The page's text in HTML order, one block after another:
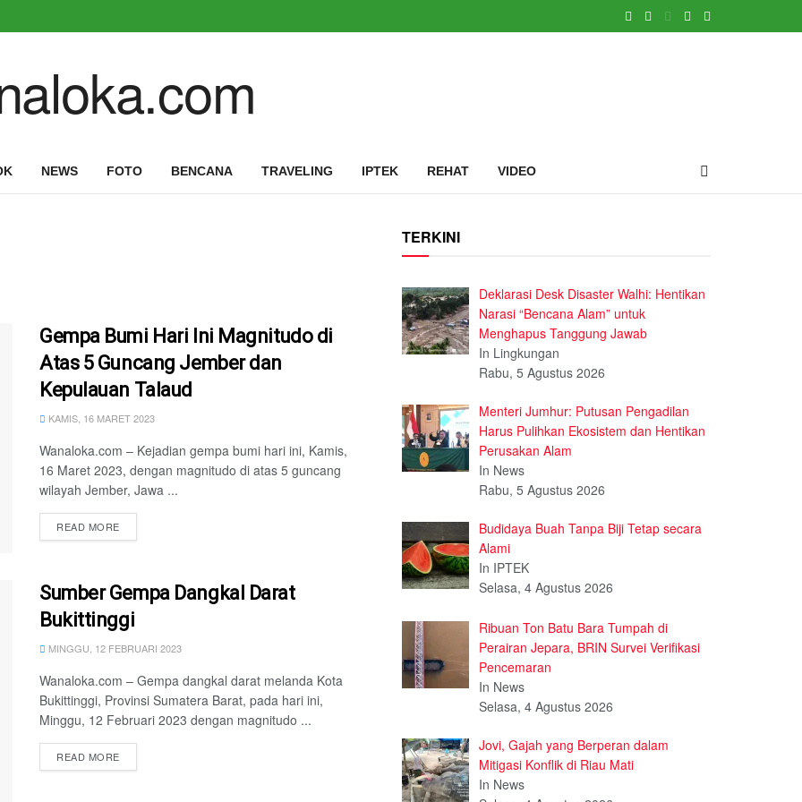
NEWS FOTO BENCANA TRAVELING IPTEK REHAT VIDEO
Gempa Bumi Hari Ini Magnitudo di
Atas 5 Guncang Jember dan
Kepulauan Talaud
KAMIS, 16 MARET 2023
Wanaloka.com – Kejadian gempa bumi hari ini, Kamis,
16 Maret 2023, dengan magnitudo di atas 5 guncang
wilayah Jember, Jawa ...
READ MORE
Sumber Gempa Dangkal Darat
Bukittinggi
MINGGU, 12 FEBRUARI 2023
Wanaloka.com – Gempa dangkal darat melanda Kota
Bukittinggi, Provinsi Sumatera Barat, pada hari ini,
Minggu, 12 Februari 2023 dengan magnitudo ...
READ MORE
TERKINI
Deklarasi Desk Disaster Walhi: Hentikan
Narasi “Bencana Alam” untuk
Menghapus Tanggung Jawab
In Lingkungan
Rabu, 5 Agustus 2026
Menteri Jumhur: Putusan Pengadilan
Harus Pulihkan Ekosistem dan Hentikan
Perusakan Alam
In News
Rabu, 5 Agustus 2026
Budidaya Buah Tanpa Biji Tetap secara
Alami
In IPTEK
Selasa, 4 Agustus 2026
Ribuan Ton Batu Bara Tumpah di
Perairan Jepara, BRIN Survei Verifikasi
Pencemaran
In News
Selasa, 4 Agustus 2026
Jovi, Gajah yang Berperan dalam
Mitigasi Konflik di Riau Mati
In News